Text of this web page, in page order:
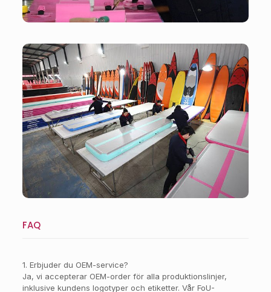
Verkstad
FAQ
1. Erbjuder du OEM-service?
Ja, vi accepterar OEM-order för alla produktionslinjer,
inklusive kundens logotyper och etiketter. Vår FoU-